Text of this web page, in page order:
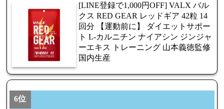
[LINE登録で1,000円OFF] VALX バル
クス RED GEAR レッドギア 42粒 14
回分 【運動前に】 ダイエットサポー
ト L-カルニチン ナイアシン ジンジャ
ーエキス トレーニング 山本義徳監修
国内生産
6位